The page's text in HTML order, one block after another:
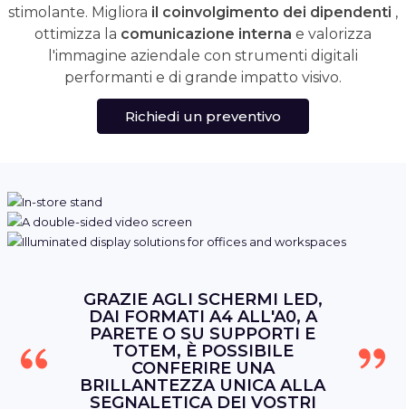
stimolante. Migliora il coinvolgimento dei dipendenti ,
ottimizza la comunicazione interna e valorizza
l'immagine aziendale con strumenti digitali
performanti e di grande impatto visivo.
Richiedi un preventivo
GRAZIE AGLI SCHERMI LED,
DAI FORMATI A4 ALL'A0, A
PARETE O SU SUPPORTI E
TOTEM, È POSSIBILE
CONFERIRE UNA
BRILLANTEZZA UNICA ALLA
SEGNALETICA DEI VOSTRI